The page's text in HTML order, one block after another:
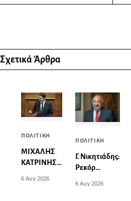
Σχετικά Άρθρα
ΠΟΛΙΤΙΚΗ
ΜΙΧΑΛΗΣ
ΚΑΤΡΙΝΗΣ:
δάνεια και
6 Αυγ 2026
ΠΟΛΙΤΙΚΗ
Γ. Νικητιάδης:
Ρεκόρ
στην
6 Αυγ 2026